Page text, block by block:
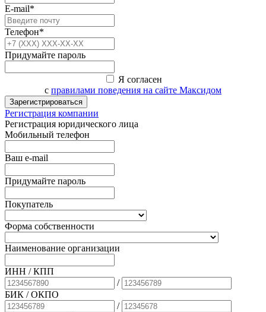
E-mail*
Телефон*
Придумайте пароль
Я согласен
с правилами поведения на сайте Максидом
Зарегистрироваться
Регистрация компании
Регистрация юридического лица
Мобильный телефон
Ваш e-mail
Придумайте пароль
Покупатель
Форма собственности
Наименование организации
ИНН / КПП
/
БИК / ОКПО
/